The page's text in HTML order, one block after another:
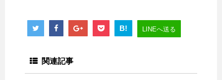
B! LINEへ送る
関連記事